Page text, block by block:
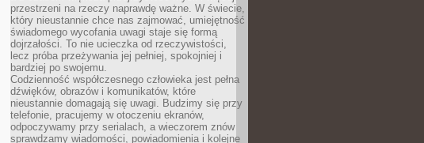
przestrzeni na rzeczy naprawdę ważne. W świecie,
który nieustannie chce nas zajmować, umiejętność
świadomego wycofania uwagi staje się formą
dojrzałości. To nie ucieczka od rzeczywistości,
lecz próba przeżywania jej pełniej, spokojniej i
bardziej po swojemu.
Codzienność współczesnego człowieka jest pełna
dźwięków, obrazów i komunikatów, które
nieustannie domagają się uwagi. Budzimy się przy
telefonie, pracujemy w otoczeniu ekranów,
odpoczywamy przy serialach, a wieczorem znów
sprawdzamy wiadomości, powiadomienia i kolejne